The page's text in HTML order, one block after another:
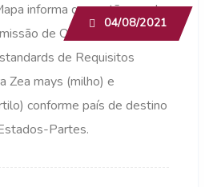
04/08/2021
informa que estão sendo
de Quarentena do
de Requisitos
Zea mays (milho) e
conforme país de destino
Partes.